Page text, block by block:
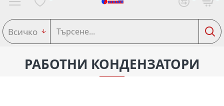
Всичко
РАБОТНИ КОНДЕНЗАТОРИ